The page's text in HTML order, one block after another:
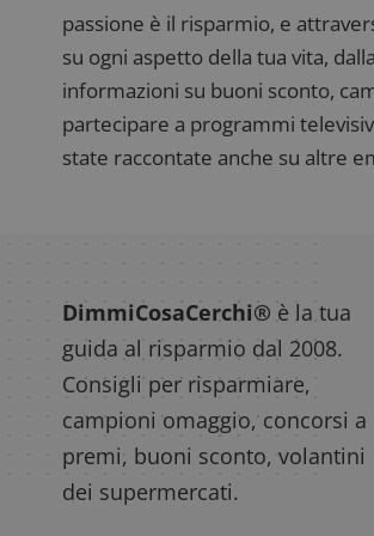
passione è il risparmio, e
su ogni aspetto della tua vita,
informazioni su buoni sconto,
partecipare a programmi
state raccontate anche su altre
DimmiCosaCerchi® è la tua
guida al risparmio dal 2008.
Consigli per risparmiare,
campioni omaggio, concorsi a
premi, buoni sconto, volantini
dei supermercati.